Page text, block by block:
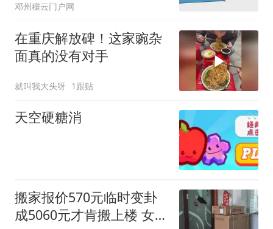
邓州穰云门户网
在重庆解放碑！这家豌杂
面真的没有对手
就叫我大头呀 1跟贴
天空硬糖消
搬家报价570元临时变卦
成5060元才肯搬上楼 女子